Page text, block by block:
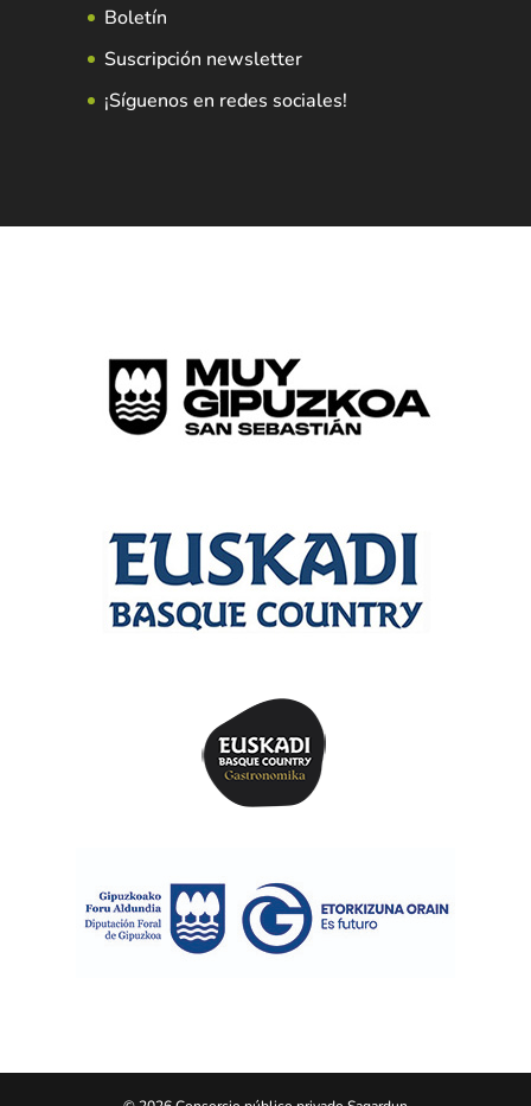
Boletín
Suscripción newsletter
¡Síguenos en redes sociales!